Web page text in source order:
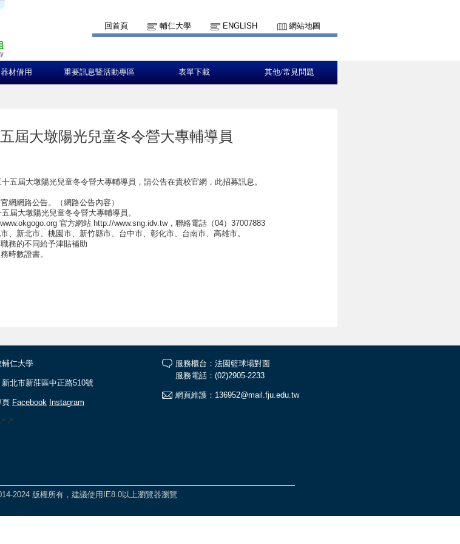
回首頁 輔仁大學 ENGLISH 網站地圖
材借用 重要訊息暨活動專區 表單下載 其他/常見問題
屆大墩陽光兒童冬令營大專輔導員
五屆大墩陽光兒童冬令營大專輔導員，請公告在貴校官網，此招募訊息。
網網路公告。（網路公告內容）
屆大墩陽光兒童冬令營大專輔導員。
官方網站 http://www.sng.idv.tw，聯絡電話（04）37007883
、新北市、桃園市、新竹縣市、台中市、彰化市、台南市、高雄市。
務的不同給予津貼補助
時數證書。
輔仁大學
新北市新莊區中正路510號
頁 Facebook Instagram
服務櫃台：法園籃球場對面
服務電話：(02)2905-2233
網頁維護：136952@mail.fju.edu.tw
2024 版權所有，建議使用IE8.0以上瀏覽器瀏覽